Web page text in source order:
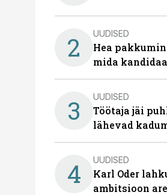
2 UUDISED
Hea
mida
3 UUDISED
Töötaja jäi
lähevad
4 UUDISED
Karl Oder
ambitsioon